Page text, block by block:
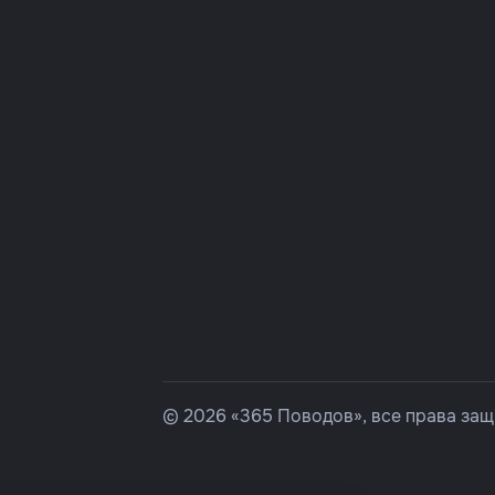
© 2026 «365 Поводов», все права